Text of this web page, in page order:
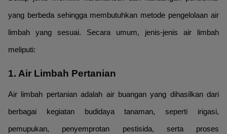
yang berbeda sehingga membutuhkan metode pengelolaan air
limbah yang sesuai. Secara umum, jenis-jenis air limbah
meliputi:
1. Air Limbah Pertanian
Air limbah pertanian adalah air buangan yang dihasilkan dari
berbagai kegiatan budidaya tanaman, seperti irigasi,
pemupukan, penyemprotan pestisida, serta proses